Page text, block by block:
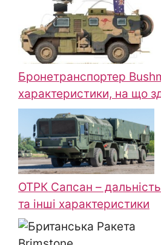
Бронетранспортер
характеристики, на що
ОТРК Сапсан –
та інші характеристики